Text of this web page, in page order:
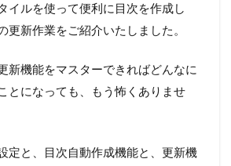
イルを使って便利に目次を作成し
更新作業をご紹介いたしました。
新機能をマスターできればどんなに
とになっても、もう怖くありませ
定と、目次自動作成機能と、更新機